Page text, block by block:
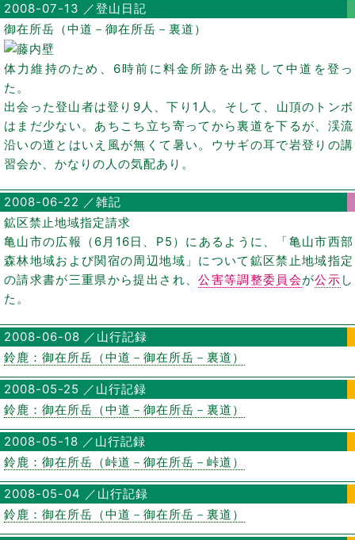
2008-07-13 ／登山日記
御在所岳（中道－御在所岳－裏道）
体力維持のため、6時前に料金所跡を出発して中道を登っ
た。
出会った登山者は登り9人、下り1人。そして、山頂のトンボ
はまだ少ない。あちこち立ち寄ってから裏道を下るが、渓流
沿いの道とはいえ風が無くて暑い。ウサギの耳で岩登りの講
習会か、かなりの人の気配あり。
2008-06-22 ／雑記
鉱区禁止地域指定請求
亀山市の広報（6月16日、P5）にあるように、「亀山市西部
森林地域および関宿の周辺地域」について鉱区禁止地域指定
の請求書が三重県から提出され、公害等調整委員会が公示 し
た。
2008-06-08 ／山行記録
鈴鹿：御在所岳（中道－御在所岳－裏道）
2008-05-25 ／山行記録
鈴鹿：御在所岳（中道－御在所岳－裏道）
2008-05-18 ／山行記録
鈴鹿：御在所岳（峠道－御在所岳－峠道）
2008-05-04 ／山行記録
鈴鹿：御在所岳（中道－御在所岳－裏道）